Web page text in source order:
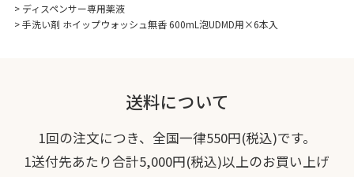
> ディスペンサー専用薬液
>手洗い剤 ホイップウォッシュ無香 600mL泡UDMD用×6本入
送料について
1回の注文につき、全国一律550円(税込)です。
1送付先あたり合計5,000円(税込)以上のお買い上げ